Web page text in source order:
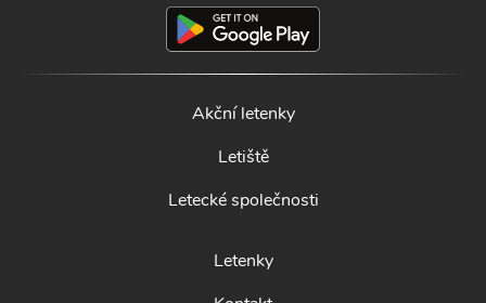
Akční letenky
Letiště
Letecké společnosti
Letenky